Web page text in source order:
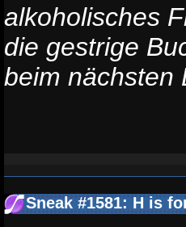
alkoholisches
die gestrige
beim nächsten
Sneak #1581: H is